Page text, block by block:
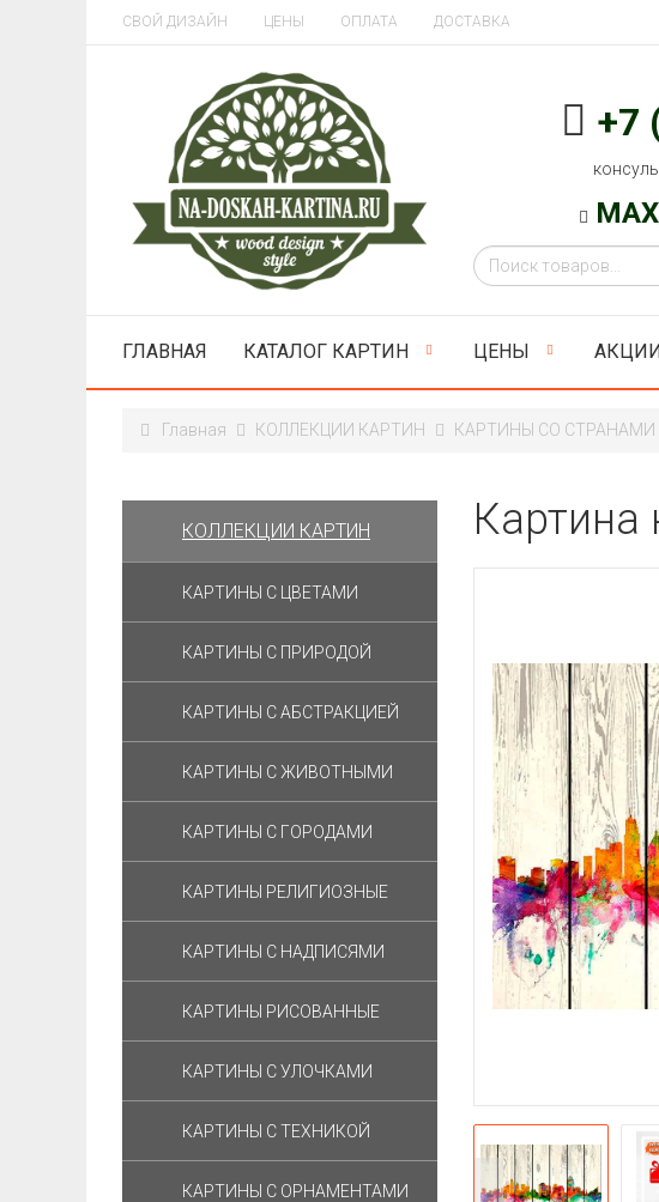
СВОЙ ДИЗАЙН ЦЕНЫ ОПЛАТА ДОСТАВКА
+7
ГЛАВНАЯ КАТАЛОГ КАРТИН ЦЕНЫ
Главная КОЛЛЕКЦИИ КАРТИН КАРТИНЫ СО СТРАНАМИ
Картина
КОЛЛЕКЦИИ КАРТИН
КАРТИНЫ С ЦВЕТАМИ
КАРТИНЫ С ПРИРОДОЙ
КАРТИНЫ С АБСТРАКЦИЕЙ
КАРТИНЫ С ЖИВОТНЫМИ
КАРТИНЫ С ГОРОДАМИ
КАРТИНЫ РЕЛИГИОЗНЫЕ
КАРТИНЫ С НАДПИСЯМИ
КАРТИНЫ РИСОВАННЫЕ
КАРТИНЫ С УЛОЧКАМИ
КАРТИНЫ C ТЕХНИКОЙ
КАРТИНЫ С ОРНАМЕНТАМИ